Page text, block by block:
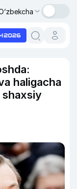
haligacha
shaxsiy